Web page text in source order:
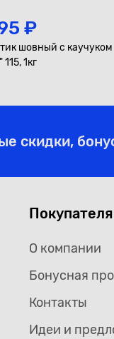
₽
шовный с каучуком
1кг
скидки,
О компании
Бонусная
Контакты
Идеи и